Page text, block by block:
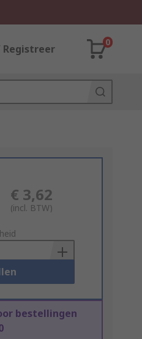
0
€ 3,62
(incl. BTW)
bestellingen